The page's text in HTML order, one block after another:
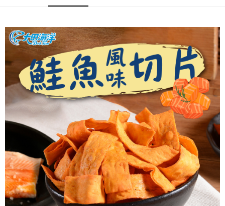
【關於「AFTEE先享後付」】
AFTEE先享後付是「在收到商品之後才付款」的支付方式。 讓您購物簡單
便利好安心！
１．簡單：不需註冊會員、不需綁卡、不需儲值。
２．便利：只要手機號碼，簡訊認證，即可結帳。
３．安心：先確認商品／服務後，再付款。
【「AFTEE先享後付」結帳流程】
１．於結帳方式選擇「AFTEE先享後付」後，將跳轉至「AFTEE先享後付」
結帳頁面，進行簡訊認證並確認金額後，即可完成結帳。
２．訂單成立數日內，您將收到繳費通知簡訊。
３．收到繳費通知簡訊後14天內，點擊此簡訊中的連結，可透過四大超商／
ATM／網路銀行／等多元方式進行付款，方視為交易完成。
※ 請注意：結帳手續完成當下不需立刻繳費，但若您需要取消訂單，請聯絡
購買商品的店家。未經商家同意取消之訂單仍視為有效，需透過AFTEE先享
後付繳納相關費用。
※ 交易是否成功請以「AFTEE先享後付 」之結帳頁面顯示為準，若有關於
是否繳費成功／繳費後需取消欲退款等相關疑問，請聯繫「AFTEE先享後付
客戶支援中心」https://netprotections.freshdesk.com/support/home
ATM付款
運送方式
全家取貨付款
每筆NT$60，滿NT$699(含以上)免運費
付款後全家取貨
每筆NT$60，滿NT$699(含以上)免運費
7-11取貨付款
每筆NT$60，滿NT$699(含以上)免運費
付款後7-11取貨
每筆NT$60，滿NT$699(含以上)免運費